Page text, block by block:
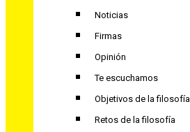
Noticias
Firmas
Opinión
Te escuchamos
Objetivos de la filosofía
Retos de la filosofía